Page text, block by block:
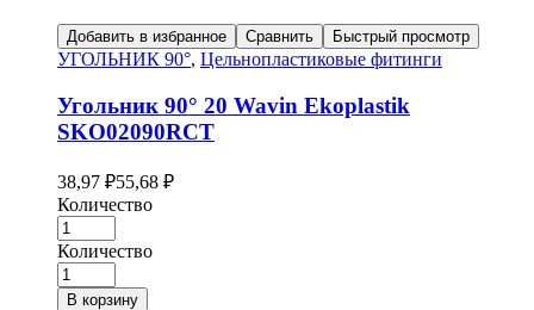
Добавить в избранное Сравнить Быстрый просмотр
УГОЛЬНИК 90°, Цельнопластиковые фитинги
Угольник 90° 20 Wavin Ekoplastik
SKO02090RCT
38,97 ₽55,68 ₽
Количество
Количество
В корзину